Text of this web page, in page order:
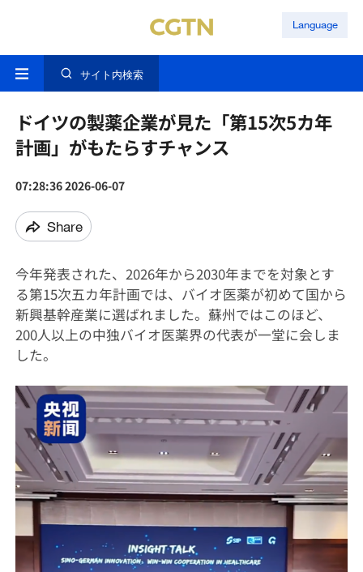
Language
サイト内検索
ドイツの製薬企業が見た「第15次5カ年
計画」がもたらすチャンス
07:28:36 2026-06-07
Share
今年発表された、2026年から2030年までを対象とす
る第15次五カ年計画では、バイオ医薬が初めて国から
新興基幹産業に選ばれました。蘇州ではこのほど、
200人以上の中独バイオ医薬界の代表が一堂に会しま
した。